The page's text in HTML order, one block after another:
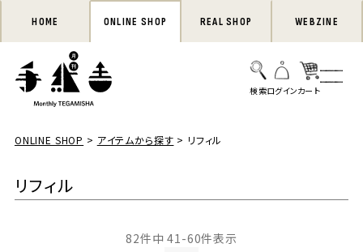
HOME ONLINE SHOP REAL SHOP WEBZINE
ONLINE SHOP アイテムから探す リフィル
リフィル
82件中 41 -60件表示